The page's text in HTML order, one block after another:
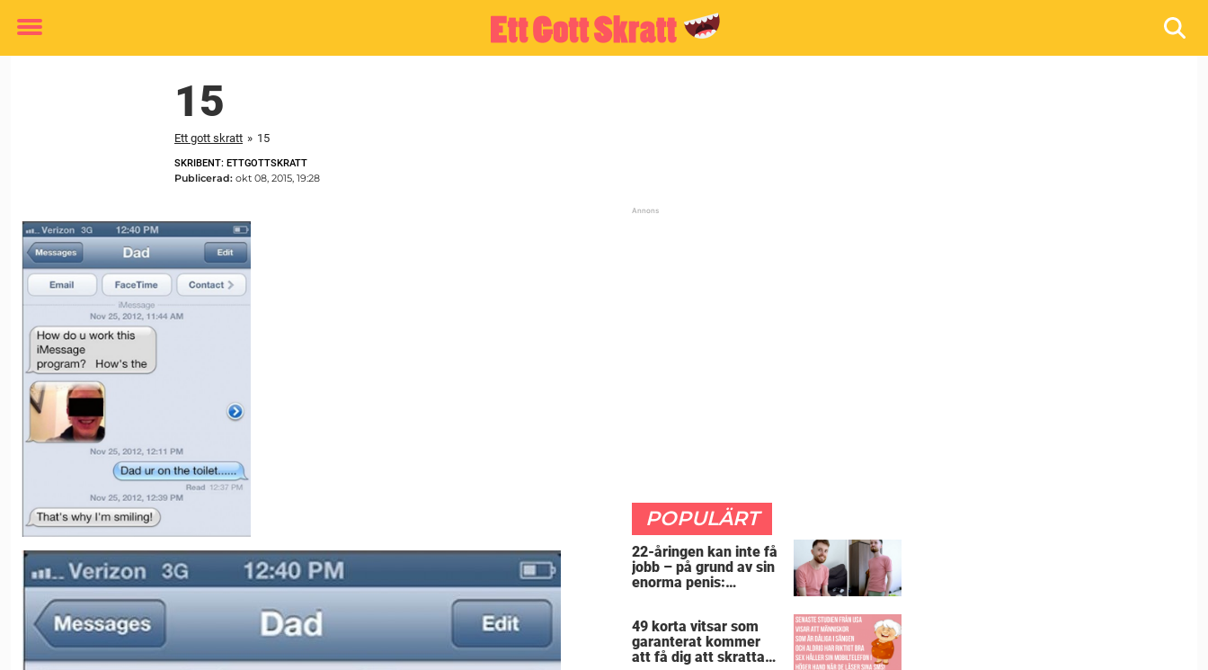
Toggle
15
Ett gott skratt » 15
SKRIBENT: ETTGOTTSKRATT
Publicerad: okt 08, 2015, 19:28
POPULÄRT
22-åringen kan inte få
jobb – på grund av sin
enorma penis:
49 korta vitsar som
garanterat kommer
att få dig att skratta